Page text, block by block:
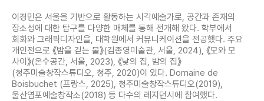
이경민은 서울을 기반으로 활동하는 시각예술가로, 공간과 존재의
장소성에 대한 탐구를 다양한 매체를 통해 전개해 왔다. 학부에서
회화와 그래픽디자인을, 대학원에서 커뮤니케이션을 전공했다. 주요
개인전으로 《밤을 걷는 물》(김종영미술관, 서울, 2024), 《모와 모
사이》(온수공간, 서울, 2023), 《낮의 집, 밤의 집》
(청주미술창작스튜디오, 청주, 2020)이 있다. Domaine de
Boisbuchet (프랑스, 2025), 청주미술창작스튜디오(2019),
울산염포예술창작소(2018) 등 다수의 레지던시에 참여했다.